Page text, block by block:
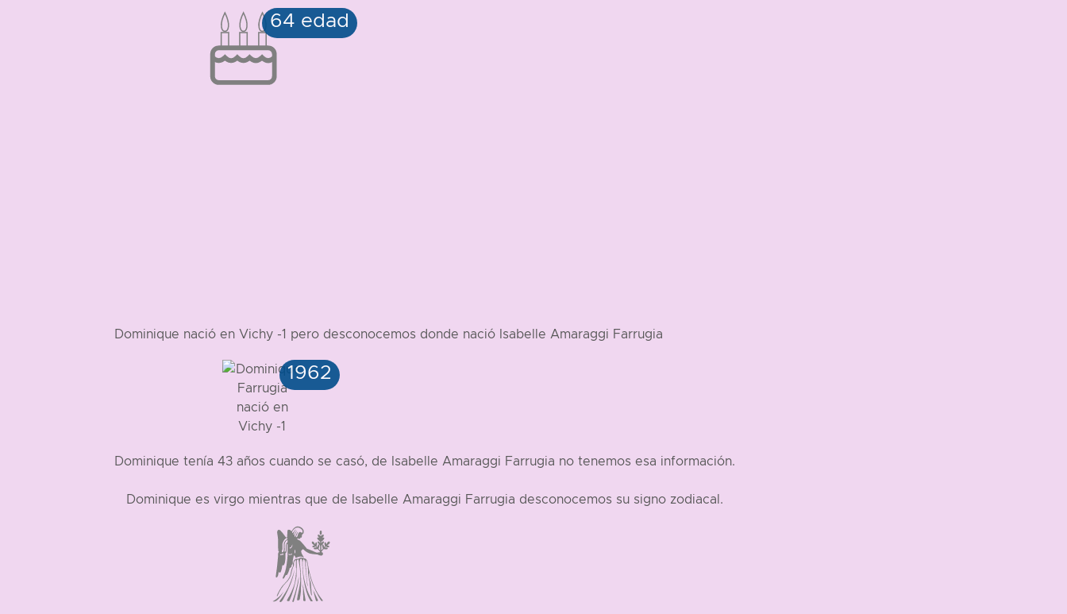
Dominique nació en Vichy -1 pero desconocemos donde nació Isabelle Amaraggi Farrugia
Dominique tenía 43 años cuando se casó, de Isabelle Amaraggi Farrugia no tenemos esa información.
Dominique es virgo mientras que de Isabelle Amaraggi Farrugia desconocemos su signo zodiacal.